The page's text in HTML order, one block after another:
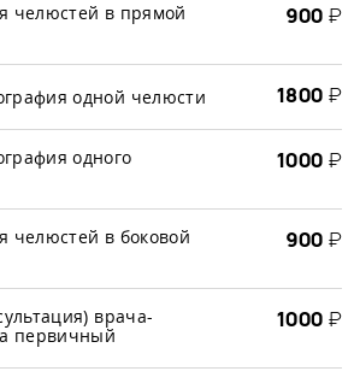
челюстей в прямой
900 ₽
одной челюсти 1800 ₽
одного
1000 ₽
челюстей в боковой
900 ₽
врача-
первичный
1000 ₽